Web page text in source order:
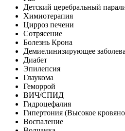
Детский церебральный
Химиотерапия
Цирроз печени
Сотрясение
Болезнь Крона
Демиелинизирующее
Диабет
Эпилепсия
Глаукома
Геморрой
ВИЧ/СПИД
Гидроцефалия
Гипертония (Высокое
Воспаление